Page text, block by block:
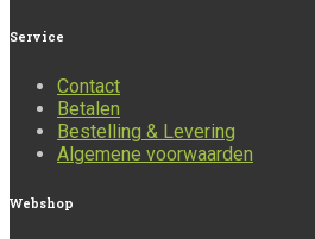
Service
Contact
Betalen
Bestelling & Levering
Algemene voorwaarden
Webshop